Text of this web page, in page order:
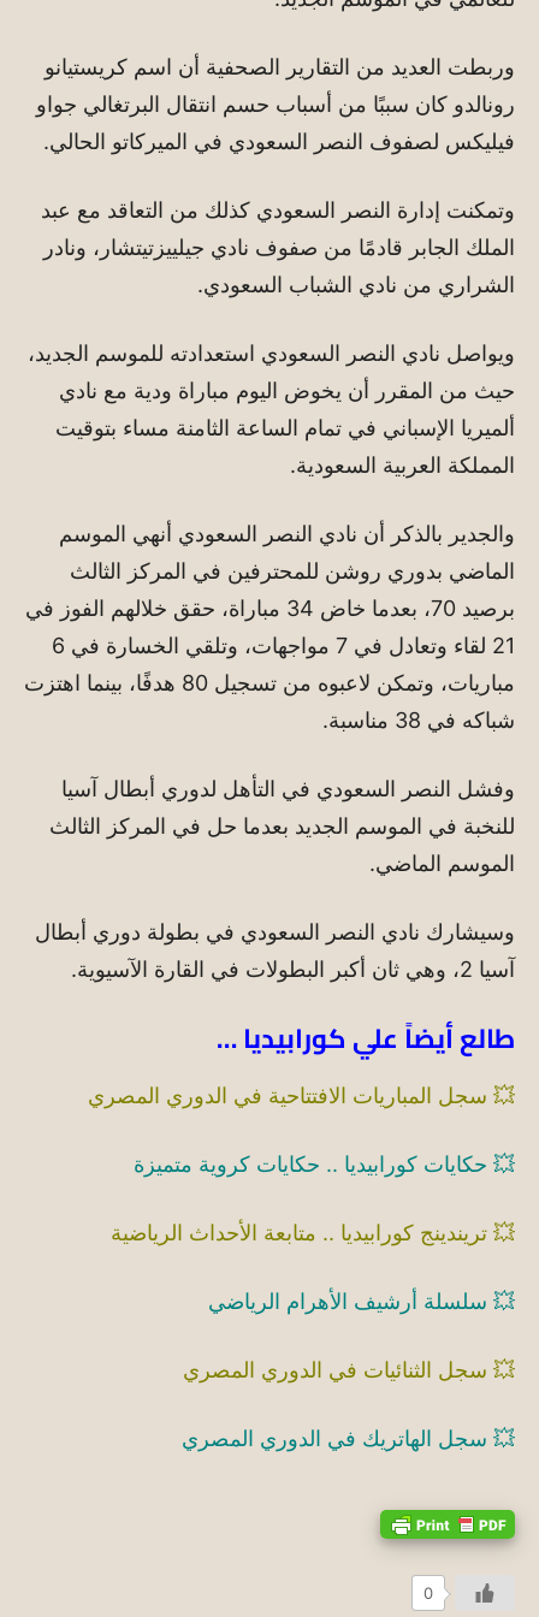
وربطت العديد من التقارير الصحفية أن اسم كريستيانو
رونالدو كان سببًا من أسباب حسم انتقال البرتغالي جواو
فيليكس لصفوف النصر السعودي في الميركاتو الحالي.
وتمكنت إدارة النصر السعودي كذلك من التعاقد مع عبد
الملك الجابر قادمًا من صفوف نادي جيلييزتيتشار، ونادر
الشراري من نادي الشباب السعودي.
ويواصل نادي النصر السعودي استعدادته للموسم الجديد،
حيث من المقرر أن يخوض اليوم مباراة ودية مع نادي
ألميريا الإسباني في تمام الساعة الثامنة مساء بتوقيت
المملكة العربية السعودية.
والجدير بالذكر أن نادي النصر السعودي أنهي الموسم
الماضي بدوري روشن للمحترفين في المركز الثالث
برصيد 70، بعدما خاض 34 مباراة، حقق خلالهم الفوز في
21 لقاء وتعادل في 7 مواجهات، وتلقي الخسارة في 6
مباريات، وتمكن لاعبوه من تسجيل 80 هدفًا، بينما اهتزت
شباكه في 38 مناسبة.
وفشل النصر السعودي في التأهل لدوري أبطال آسيا
للنخبة في الموسم الجديد بعدما حل في المركز الثالث
الموسم الماضي.
وسيشارك نادي النصر السعودي في بطولة دوري أبطال
آسيا 2، وهي ثان أكبر البطولات في القارة الآسيوية.
طالع أيضاً علي كورابيديا …
💥 سجل المباريات الافتتاحية في الدوري المصري
💥 حكايات كورابيديا .. حكايات كروية متميزة
💥 تريندينج كورابيديا .. متابعة الأحداث الرياضية
💥 سلسلة أرشيف الأهرام الرياضي
💥 سجل الثنائيات في الدوري المصري
💥 سجل الهاتريك في الدوري المصري
0